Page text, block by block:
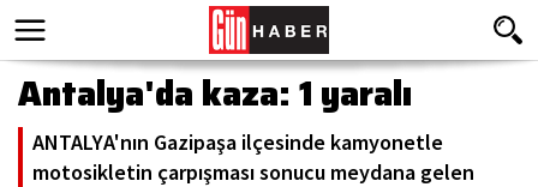
Antalya'da kaza: 1 yaralı
ANTALYA'nın Gazipaşa ilçesinde kamyonetle
motosikletin çarpışması sonucu meydana gelen